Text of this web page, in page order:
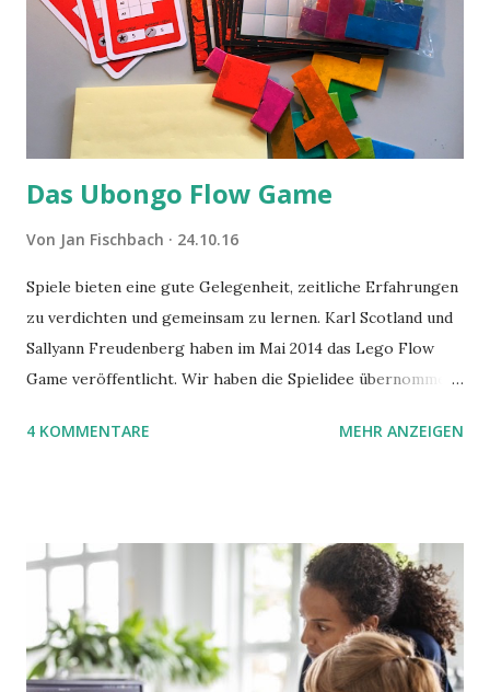
Das Ubongo Flow Game
Von Jan Fischbach 24.10.16
Spiele bieten eine gute Gelegenheit, zeitliche Erfahrungen
zu verdichten und gemeinsam zu lernen. Karl Scotland und
Sallyann Freudenberg haben im Mai 2014 das Lego Flow
Game veröffentlicht. Wir haben die Spielidee übernommen,
benutzen wir Material aus Grzegorz Rejchtmans Ubongo-
4 KOMMENTARE MEHR ANZEIGEN